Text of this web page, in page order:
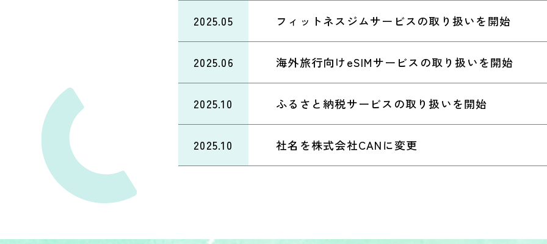
2025.05 フィットネスジムサービスの取り扱いを開始
2025.06 海外旅行向けeSIMサービスの取り扱いを開始
2025.10 ふるさと納税サービスの取り扱いを開始
2025.10 社名を株式会社CANに変更